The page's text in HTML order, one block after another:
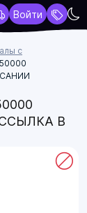
Войти
с
ССЫЛКА В